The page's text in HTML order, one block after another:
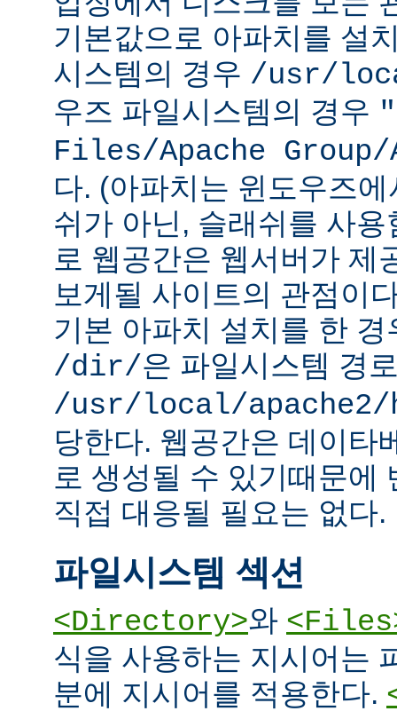
기본값으로 아파치를 설
시스템의 경우 /usr/
우즈 파일시스템의 경우
Files/Apache Group/
다. (아파치는 윈도우즈
쉬가 아닌, 슬래쉬를 사
로 웹공간은 웹서버가 제
보게될 사이트의 관점이
기본 아파치 설치를 한
/dir/은 파일시스템 경
/usr/local/
당한다. 웹공간은 데이타
로 생성될 수 있기때문에
직접 대응될 필요는 없다.
파일시스템 섹션
<Directory>와
식을 사용하는 지시어는
분에 지시어를 적용한다.